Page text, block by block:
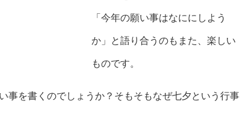
「今年の願い事はなににしよう
か」と語り合うのもまた、楽しい
ものです。
事を書くのでしょうか？そもそもなぜ七夕という行事